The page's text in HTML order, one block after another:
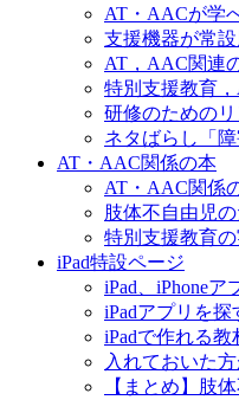
AT・AACが学
支援機器が常
AT，AAC関連
特別支援教育
研修のための
ネタばらし「
AT・AAC関係の本
AT・AAC関係
肢体不自由児
特別支援教育
iPad特設ページ
iPad、iPhoneア
iPadアプリを探
iPadで作れる
入れておいた
【まとめ】肢